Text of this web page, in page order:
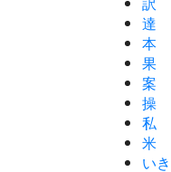
達
本
果
案
操
私
米
いき